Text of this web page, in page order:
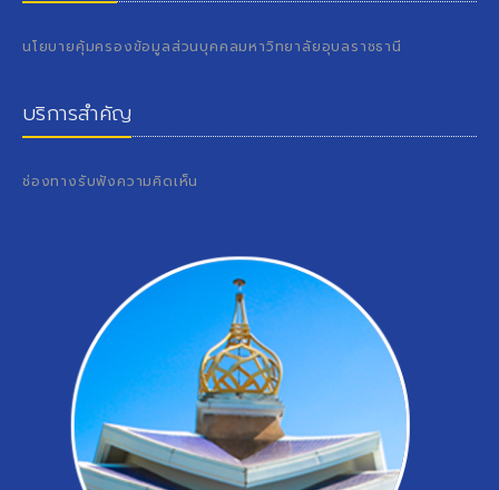
นโยบายคุ้มครองข้อมูลส่วนบุคคลมหาวิทยาลัยอุบลราชธานี
บริการสำคัญ
ช่องทางรับฟังความคิดเห็น